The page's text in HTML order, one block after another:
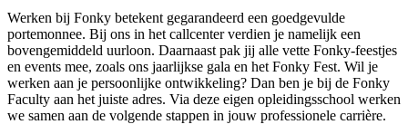
Werken bij Fonky betekent gegarandeerd een goedgevulde
portemonnee. Bij ons in het callcenter verdien je namelijk een
bovengemiddeld uurloon. Daarnaast pak jij alle vette Fonky-feestjes
en events mee, zoals ons jaarlijkse gala en het Fonky Fest. Wil je
werken aan je persoonlijke ontwikkeling? Dan ben je bij de Fonky
Faculty aan het juiste adres. Via deze eigen opleidingsschool werken
we samen aan de volgende stappen in jouw professionele carrière.